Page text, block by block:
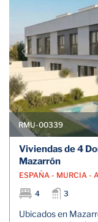
RMU-00339
Viviendas de 4
Mazarrón
ESPAÑA - MURCIA -
4
3
Ubicados en